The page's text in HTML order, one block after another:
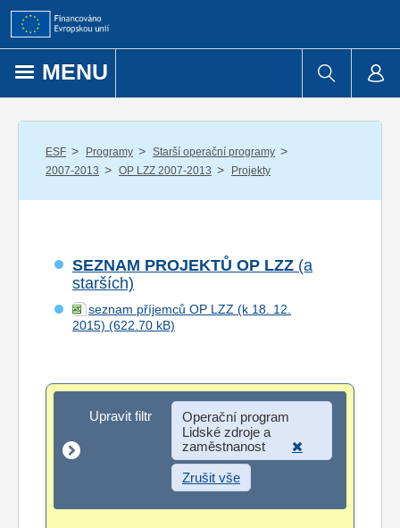
Přejít k obsahu
MENU
ESF / Programy / Starší operační programy /
2007-2013 / OP LZZ 2007-2013 / Projekty
SEZNAM PROJEKTŮ OP LZZ (a
starších)
seznam příjemců OP LZZ (k 18. 12.
2015)
Upravit filtr
Upravit filtr
Operační program
Lidské zdroje a
zaměstnanost
Zrušit vše